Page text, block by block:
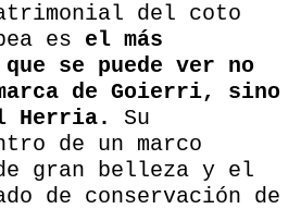
del coto
es el más
se puede ver no
de Goierri, sino
Herria.
Su
de un marco
gran belleza y el
de conservación de